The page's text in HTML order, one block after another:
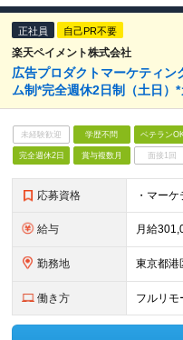
正社員 自己PR不要
楽天ペイメント株式会社
広告プロダクトマーケティン
ム制*完全週休2日制（土日）
未経験歓迎 学歴不問 ベテラン
完全週休2日 賞与複数月 面接1回
応募資格
給与
勤務地
働き方 フルリモ